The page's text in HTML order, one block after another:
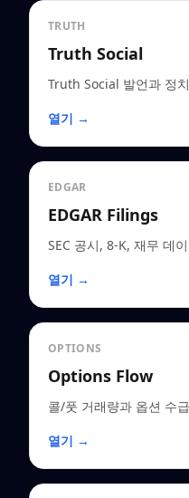
TRUTH
Truth Social
Truth Social 발언과 정
열기 →
EDGAR
EDGAR Filings
SEC 공시, 8-K, 재무 데
열기 →
OPTIONS
Options Flow
콜/풋 거래량과 옵션 수
열기 →